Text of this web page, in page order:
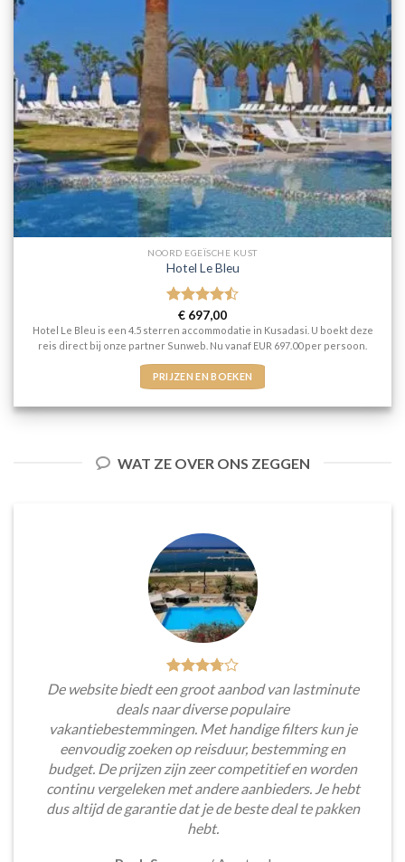
NOORD EGEÏSCHE KUST
Hotel Le Bleu
Gewaardeerd
4.5uit 5
€ 697,00
Hotel Le Bleu is een 4.5 sterren accommodatie in Kusadasi. U boekt deze
reis direct bij onze partner Sunweb. Nu vanaf EUR 697.00 per persoon.
PRIJZEN EN BOEKEN
WAT ZE OVER ONS ZEGGEN
De website biedt een groot aanbod van lastminute
deals naar diverse populaire
vakantiebestemmingen. Met handige filters kun je
eenvoudig zoeken op reisduur, bestemming en
budget. De prijzen zijn zeer competitief en worden
continu vergeleken met andere aanbieders. Je hebt
dus altijd de garantie dat je de beste deal te pakken
hebt.